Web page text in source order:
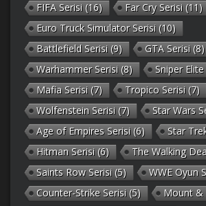
FIFA Serisi (16) Far Cry Serisi (11)
Euro Truck Simulator Serisi (10)
Battlefield Serisi (9) GTA Serisi (8)
Warhammer Serisi (8) Sniper
Mafia Serisi (7) Tropico Serisi (7)
Wolfenstein Serisi (7) Star Wars
Age of Empires Serisi (6) Star
Hitman Serisi (6) The Walking
Saints Row Serisi (5) WWE Oyun
Counter-Strike Serisi (5) Mount &